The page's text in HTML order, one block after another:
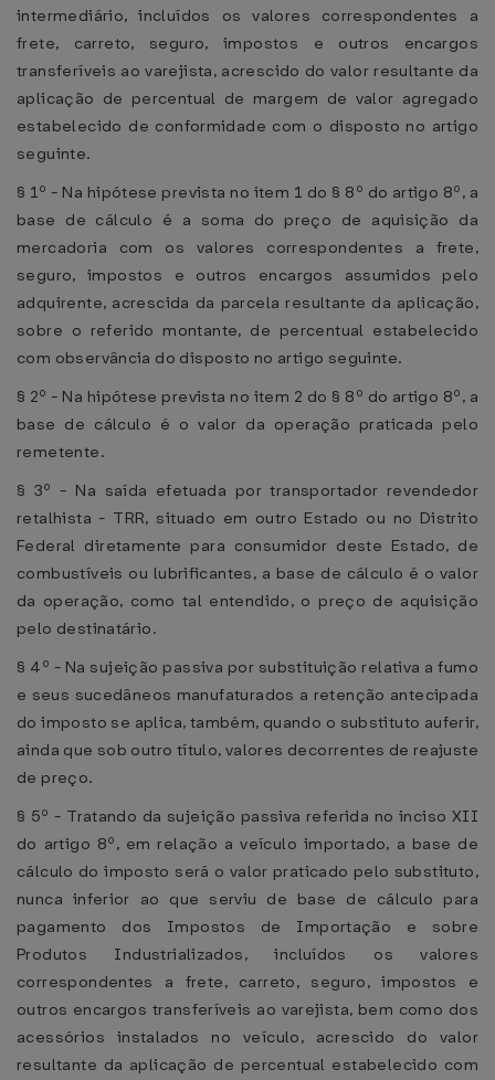
intermediário, incluídos os valores correspondentes a
frete, carreto, seguro, impostos e outros encargos
transferíveis ao varejista, acrescido do valor resultante da
aplicação de percentual de margem de valor agregado
estabelecido de conformidade com o disposto no artigo
seguinte.
§ 1º - Na hipótese prevista no item 1 do § 8º do artigo 8º, a
base de cálculo é a soma do preço de aquisição da
mercadoria com os valores correspondentes a frete,
seguro, impostos e outros encargos assumidos pelo
adquirente, acrescida da parcela resultante da aplicação,
sobre o referido montante, de percentual estabelecido
com observância do disposto no artigo seguinte.
§ 2º - Na hipótese prevista no item 2 do § 8º do artigo 8º, a
base de cálculo é o valor da operação praticada pelo
remetente.
§ 3º - Na saída efetuada por transportador revendedor
retalhista - TRR, situado em outro Estado ou no Distrito
Federal diretamente para consumidor deste Estado, de
combustíveis ou lubrificantes, a base de cálculo é o valor
da operação, como tal entendido, o preço de aquisição
pelo destinatário.
§ 4º - Na sujeição passiva por substituição relativa a fumo
e seus sucedâneos manufaturados a retenção antecipada
do imposto se aplica, também, quando o substituto auferir,
ainda que sob outro título, valores decorrentes de reajuste
de preço.
§ 5º - Tratando da sujeição passiva referida no inciso XII
do artigo 8º, em relação a veículo importado, a base de
cálculo do imposto será o valor praticado pelo substituto,
nunca inferior ao que serviu de base de cálculo para
pagamento dos Impostos de Importação e sobre
Produtos Industrializados, incluídos os valores
correspondentes a frete, carreto, seguro, impostos e
outros encargos transferíveis ao varejista, bem como dos
acessórios instalados no veículo, acrescido do valor
resultante da aplicação de percentual estabelecido com